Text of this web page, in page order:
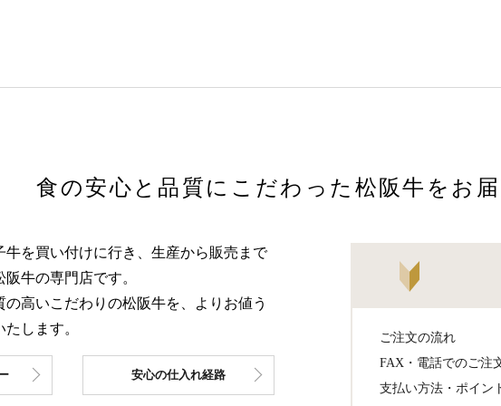
食の安心と品質にこだわった松阪牛をお
牛を買い付けに行き、生産から販売まで
牛の専門店です。
高いこだわりの松阪牛を、よりお値う
します。
安心の仕入れ経路
ご注文の流れ
FAX・電話でのご注
支払い方法・ポイン